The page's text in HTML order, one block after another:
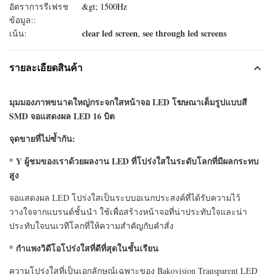
อัตราการรีเฟรช
ข้อมูล::
&gt; 1500Hz
เน้น: clear led screen, see through led screens
รายละเอียดสินค้า
มุมมองภาพขนาดใหญ่กระจกใสหน้าจอ LED โฆษณาเต็มรูปแบบสี
SMD จอแสดงผล LED 16 บิต
จุดขายที่ไม่ซ้ำกัน:
* Y ผู้ชมของเราด้วยผลงาน LED ที่โปร่งใสในระดับโลกที่มีผลกระทบ
สูง
จอแสดงผล LED โปร่งใสเป็นระบบอเนกประสงค์ที่ได้รับความไว้
วางใจจากแบรนด์ชั้นนำ ใช้เพื่อสร้างหน้าจอที่น่าประทับใจและน่า
ประทับใจบนเวทีโลกที่ให้ความสำคัญกับคำสั่ง
* กำแพงวิดีโอโปร่งใสที่ดีที่สุดในชั้นเรียน
ความโปร่งใสที่เป็นเอกลักษณ์เฉพาะของ Bakovision Transparent LED